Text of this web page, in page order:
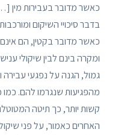
כאשר מדובר בעבירות מין
בדבר סיכויי השיקום
כאשר מדובר בקטין, הם
ומקרה בינם לבין שיקולי
גמול, הגנה על נפגעי עבירה
מהפגיעות שנגרמו להם. כמו
קשות יותר, כך תיטה
האחרים כאמור, על פני